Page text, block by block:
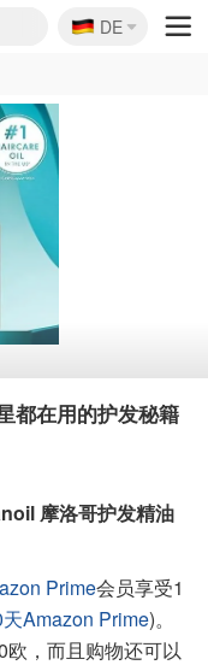
🇩🇪
DE
都在用的护发秘籍
摩洛哥护发精油
Prime会员享受1
Amazon Prime)。
欧，而且购物还可以